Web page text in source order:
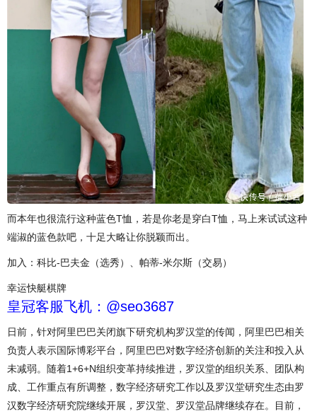
而本年也很流行这种蓝色T恤，若是你老是穿白T恤，马上来试试这种
端淑的蓝色款吧，十足大略让你脱颖而出。
加入：科比-巴夫金（选秀）、帕蒂-米尔斯（交易）
幸运快艇棋牌
皇冠客服飞机：@seo3687
日前，针对阿里巴巴关闭旗下研究机构罗汉堂的传闻，阿里巴巴相关
负责人表示国际博彩平台，阿里巴巴对数字经济创新的关注和投入从
未减弱。随着1+6+N组织变革持续推进，罗汉堂的组织关系、团队构
成、工作重点有所调整，数字经济研究工作以及罗汉堂研究生态由罗
汉数字经济研究院继续开展，罗汉堂、罗汉堂品牌继续存在。目前，